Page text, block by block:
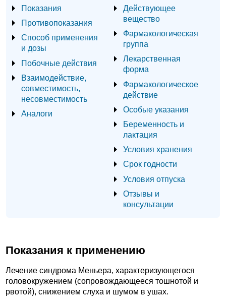
Показания
Противопоказания
Способ применения
и дозы
Побочные действия
Взаимодействие,
совместимость,
несовместимость
Аналоги
Действующее
вещество
Фармакологическая
группа
Лекарственная
форма
Фармакологическое
действие
Особые указания
Беременность и
лактация
Условия хранения
Срок годности
Условия отпуска
Отзывы и
консультации
Показания к применению
Лечение синдрома Меньера, характеризующегося
головокружением (сопровождающееся тошнотой и
рвотой), снижением слуха и шумом в ушах.